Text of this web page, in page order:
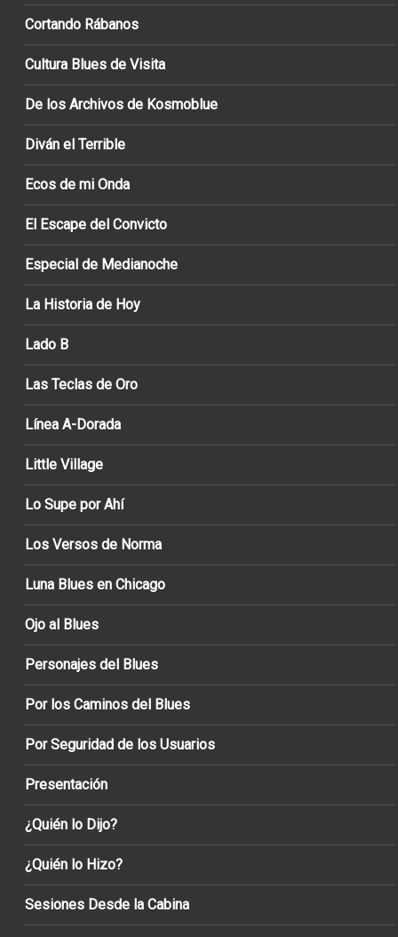
Cortando Rábanos
Cultura Blues de Visita
De los Archivos de Kosmoblue
Diván el Terrible
Ecos de mi Onda
El Escape del Convicto
Especial de Medianoche
La Historia de Hoy
Lado B
Las Teclas de Oro
Línea A-Dorada
Little Village
Lo Supe por Ahí
Los Versos de Norma
Luna Blues en Chicago
Ojo al Blues
Personajes del Blues
Por los Caminos del Blues
Por Seguridad de los Usuarios
Presentación
¿Quién lo Dijo?
¿Quién lo Hizo?
Sesiones Desde la Cabina